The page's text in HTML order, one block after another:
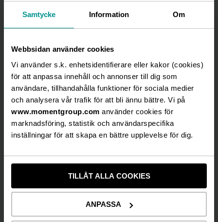
Samtycke Information Om
Webbsidan använder cookies
Vi använder s.k. enhetsidentifierare eller kakor (cookies)
för att anpassa innehåll och annonser till dig som
användare, tillhandahålla funktioner för sociala medier
och analysera vår trafik för att bli ännu bättre. Vi på
www.momentgroup.com använder cookies för
marknadsföring, statistik och användarspecifika
inställningar för att skapa en bättre upplevelse för dig.
TILLÅT ALLA COOKIES
ANPASSA
kvartalet, en försämring med 78 msek jämfört
med samma period föregående år, vilket är en
verksamheter varit stängda till följd av de
skärpta restriktionerna. För helåret redovisar
koncernen ett rörelseresultat på -196 msek (-44
msek), en försämring med 152 msek mot samma
period föregående år. I rörelseresultatet för
helåret ingår jämförelsestörande poster om 59
msek vilket ger ett justerat EBIT om -137 msek.
Under året har stöd om 67 msek intäktsförts
pågått sedan i mars med att parera den negativa
påverkan Covid-19 har på koncernen. Bortsett
från våra eventbolag Minnesota och Hansen
samt aktivitetsarenorna STAR och Ballbreaker